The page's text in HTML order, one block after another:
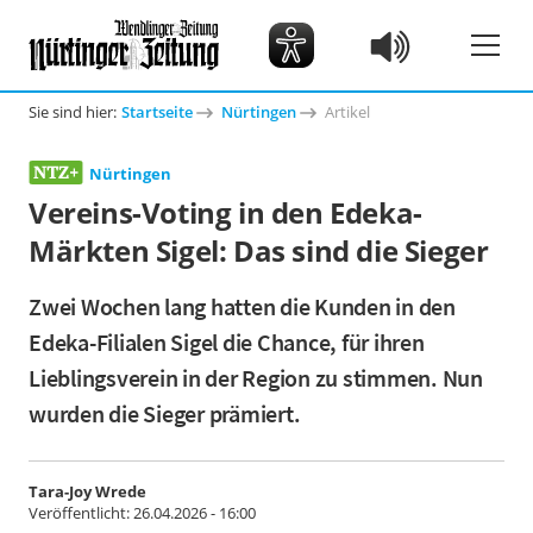
Sie sind hier: Startseite Nürtingen Artikel
Nürtingen
Vereins-Voting in den Edeka-
Märkten Sigel: Das sind die Sieger
Zwei Wochen lang hatten die Kunden in den
Edeka-Filialen Sigel die Chance, für ihren
Lieblingsverein in der Region zu stimmen. Nun
wurden die Sieger prämiert.
Tara-Joy Wrede
Veröffentlicht:26.04.2026 - 16:00